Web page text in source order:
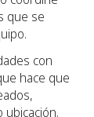
que se
con
hace que